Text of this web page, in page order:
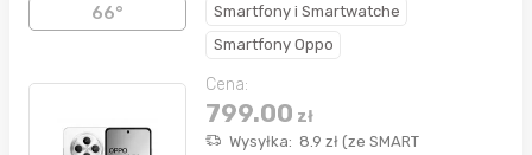
66°
Smartfony i Smartwatche
Smartfony Oppo
Cena:
799.00 zł
Wysyłka: 8.9 zł (ze SMART